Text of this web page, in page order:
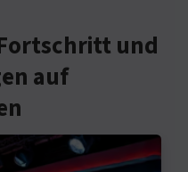
und
auf